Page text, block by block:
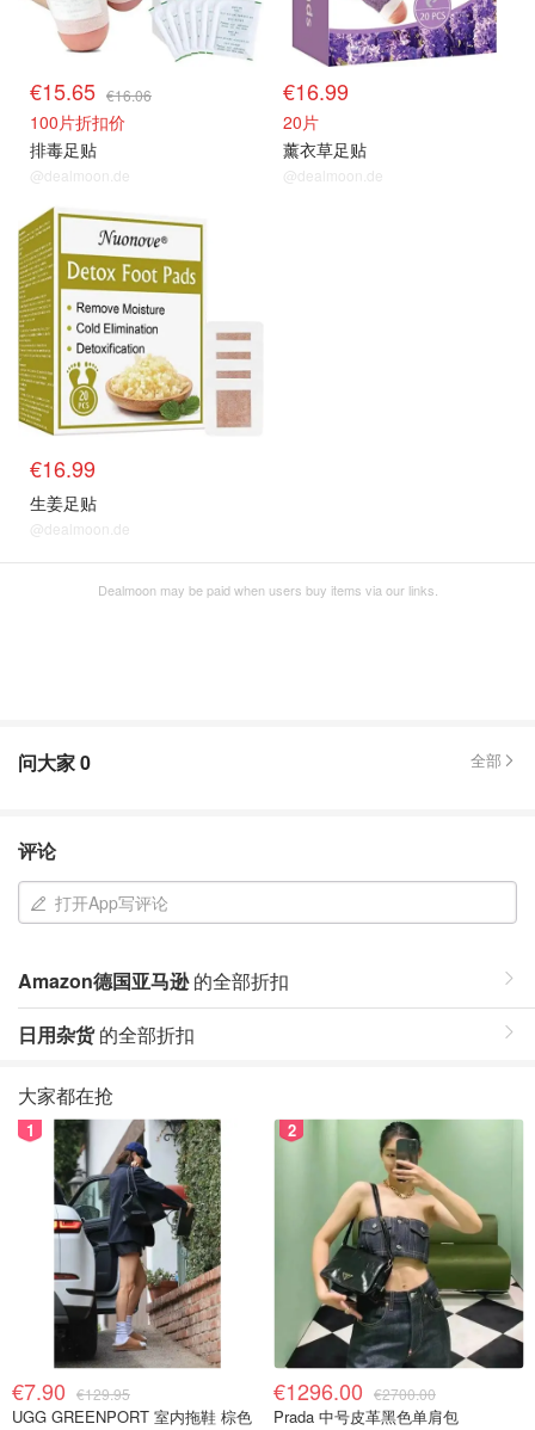
€15.65 €16.06
100片折扣价
排毒足贴
@dealmoon.de
€16.99
20片
薰衣草足贴
@dealmoon.de
€16.99
生姜足贴
@dealmoon.de
Dealmoon may be paid when users buy items via our links.
问大家0 全部
评论
打开App写评论
Amazon德国亚马逊的全部折扣
日用杂货的全部折扣
大家都在抢
1
€7.90 €129.95
UGG GREENPORT 室内拖鞋 棕色
2
€1296.00 €2700.00
Prada 中号皮革黑色单肩包